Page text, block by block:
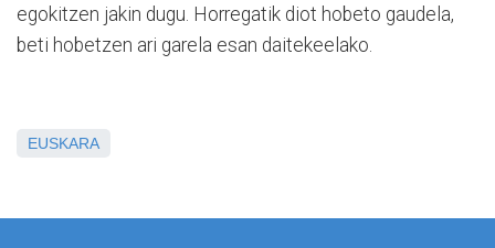
egokitzen jakin dugu. Horregatik diot hobeto gaudela,
beti hobetzen ari garela esan daitekeelako.
EUSKARA